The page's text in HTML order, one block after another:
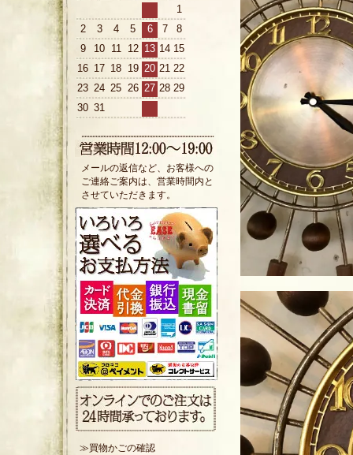
1
2
3 4 5 6 7
8
9
10 11 12 13 14 15
16 17 18 19 20 21 22
23 24 25 26 27 28 29
30 31
メールの返信など、お客様への
ご連絡ご案内は、営業時間内と
させていただきます。
≫買物かごの確認